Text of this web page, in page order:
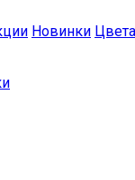
Новинки Цвета